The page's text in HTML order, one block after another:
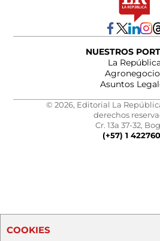
NUESTROS
La República
Asuntos
© 2026, Editorial La
derechos
Cr. 13a 37-32,
(+57) 1
COOKIES